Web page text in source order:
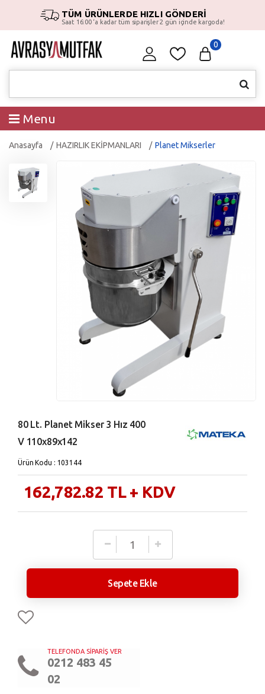
TÜM ÜRÜNLERDE HIZLI GÖNDERİ
Saat 16:00 ‘a kadar tüm siparişler 2 gün içinde kargoda!
0
Menu
Anasayfa HAZIRLIK EKİPMANLARI Planet Mikserler
80 Lt. Planet Mikser 3 Hız 400
V 110x89x142
Ürün Kodu : 103144
162,782.82 TL+ KDV
TELEFONDA SİPARİŞ VER
0212 483 45
02
Sepete Ekle